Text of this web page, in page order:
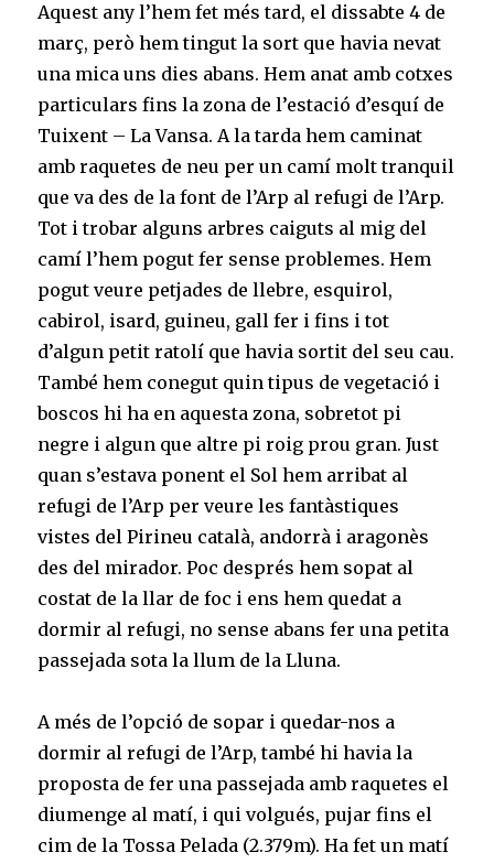
Aquest any l’hem fet més tard, el dissabte 4 de
març, però hem tingut la sort que havia nevat
una mica uns dies abans. Hem anat amb cotxes
particulars fins la zona de l’estació d’esquí de
Tuixent – La Vansa. A la tarda hem caminat
amb raquetes de neu per un camí molt tranquil
que va des de la font de l’Arp al refugi de l’Arp.
Tot i trobar alguns arbres caiguts al mig del
camí l’hem pogut fer sense problemes. Hem
pogut veure petjades de llebre, esquirol,
cabirol, isard, guineu, gall fer i fins i tot
d’algun petit ratolí que havia sortit del seu cau.
També hem conegut quin tipus de vegetació i
boscos hi ha en aquesta zona, sobretot pi
negre i algun que altre pi roig prou gran. Just
quan s’estava ponent el Sol hem arribat al
refugi de l’Arp per veure les fantàstiques
vistes del Pirineu català, andorrà i aragonès
des del mirador. Poc després hem sopat al
costat de la llar de foc i ens hem quedat a
dormir al refugi, no sense abans fer una petita
passejada sota la llum de la Lluna.
A més de l’opció de sopar i quedar-nos a
dormir al refugi de l’Arp, també hi havia la
proposta de fer una passejada amb raquetes el
diumenge al matí, i qui volgués, pujar fins el
cim de la Tossa Pelada (2.379m). Ha fet un matí